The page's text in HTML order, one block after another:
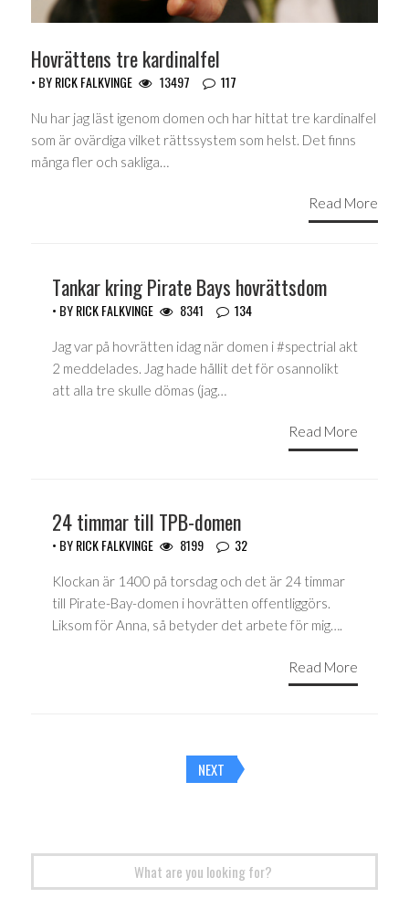
Hovrättens tre kardinalfel
• BYRICK FALKVINGE 13497 117
Nu har jag läst igenom domen och har hittat tre kardinalfel
som är ovärdiga vilket rättssystem som helst. Det finns
många fler och sakliga…
Read More
Tankar kring Pirate Bays hovrättsdom
• BYRICK FALKVINGE 8341 134
Jag var på hovrätten idag när domen i #spectrial akt
2 meddelades. Jag hade hållit det för osannolikt
att alla tre skulle dömas (jag…
Read More
24 timmar till TPB-domen
• BYRICK FALKVINGE 8199 32
Klockan är 1400 på torsdag och det är 24 timmar
till Pirate-Bay-domen i hovrätten offentliggörs.
Liksom för Anna, så betyder det arbete för mig….
Read More
Posts
navigation
NEXT